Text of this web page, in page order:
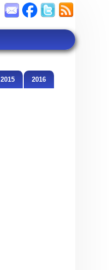
2015 2016